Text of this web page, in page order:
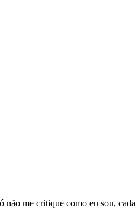
não me critique como eu sou,